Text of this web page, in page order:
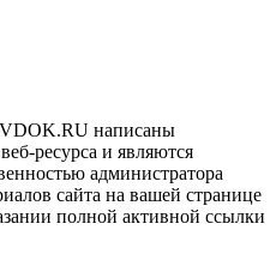
написаны
ресурса и являются
администратора
сайта на вашей странице
полной активной ссылки